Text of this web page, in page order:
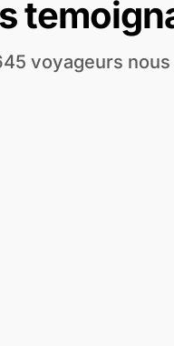
voyageurs